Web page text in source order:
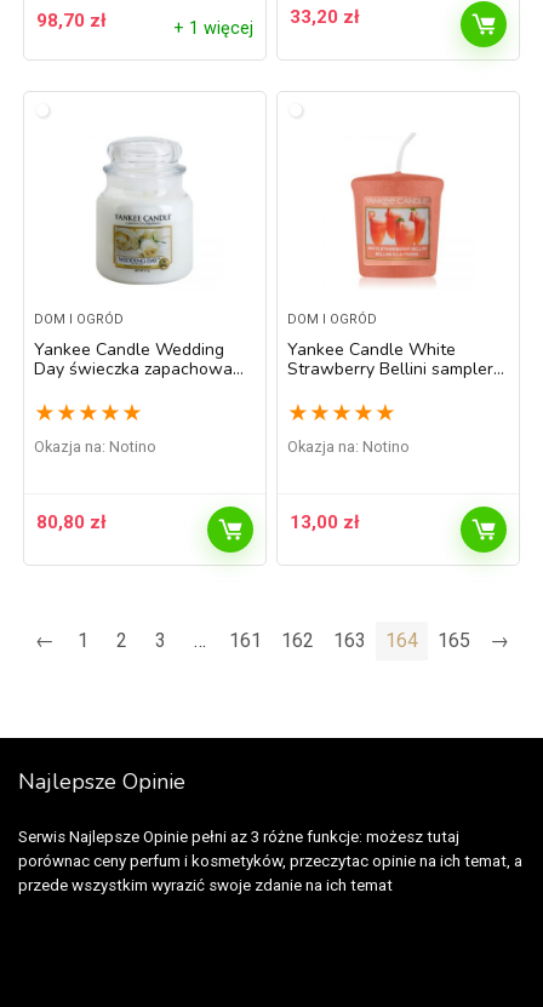
98,70 zł + 1 więcej 33,20 zł
DOM I OGRÓD
Yankee Candle Wedding
Day świeczka zapachowa
★ ★ ★ ★ ★
Okazja na: Notino
80,80 zł
DOM I OGRÓD
Yankee Candle White
Strawberry Bellini sampler
★ ★ ★ ★ ★
Okazja na: Notino
13,00 zł
← 1 2 3 … 161 162 163 164 165 →
Najlepsze Opinie
Serwis Najlepsze Opinie pełni az 3 różne funkcje: możesz tutaj
porównac ceny perfum i kosmetyków, przeczytac opinie na ich temat, a
przede wszystkim wyrazić swoje zdanie na ich temat